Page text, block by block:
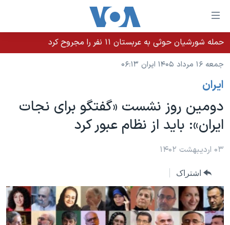
لینکهای
قابل
دسترسی
جهش
محتوای
اصلی
جهش
به
صفحه
جهش
به
جستجو
خانه
نسخه سبک وب‌سایت
موضوع ها
ایران
آمریکا
جهان
ویژه برنامه‌ها
ویدیوها
برنامه های تلویزیونی
جدول برنامه ها
صفحه‌های ویژه
۲۵۰سالگی آمریکا
بایگانی برنامه‌های تلویزیونی
فرکانس‌های صدای آمریکا
پخش رادیویی
یادگیری زبان انگلیسی
حمله شورشیان حوثی به عربستان ۱۱ نفر را مجروح کرد
جمعه ۱۶ مرداد ۱۴۰۵ ایران ۰۶:۱۳
ايران
دومین روز نشست «گفتگو برای نجات
ایران»: باید از نظام عبور کرد
۰۳ اردیبهشت ۱۴۰۲
اشتراک